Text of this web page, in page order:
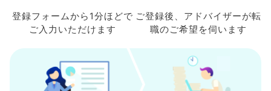
登録フォームから 1分ほどで
ご入力 いただけます
ご登録後、 アドバイザーが転
職のご希望を伺います